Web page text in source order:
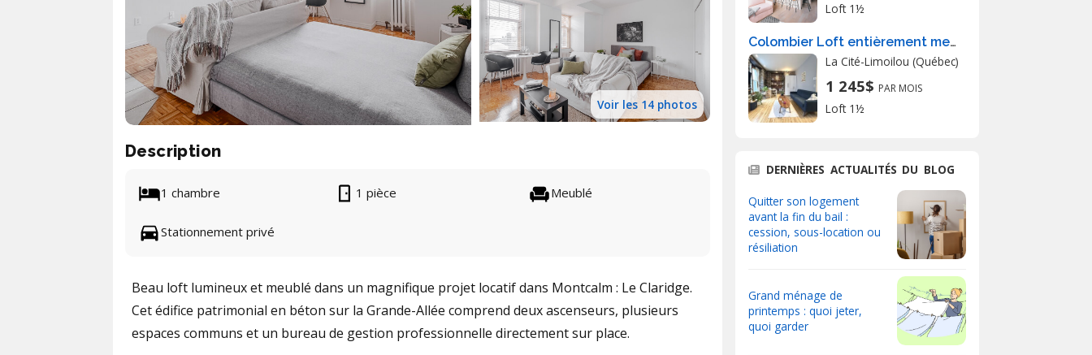
Voir les 14 photos
Description
1 chambre 1 pièce Meublé
Stationnement privé
Beau loft lumineux et meublé dans un magnifique projet locatif dans Montcalm : Le Claridge.
Cet édifice patrimonial en béton sur la Grande-Allée comprend deux ascenseurs, plusieurs
espaces communs et un bureau de gestion professionnelle directement sur place.
Loft 1½
Colombier Loft entièrement meublé à louer Vieux-Québec juillet 2026
La Cité-Limoilou (Québec)
1 245$ PAR MOIS
Loft 1½
DERNIÈRES ACTUALITÉS DU BLOG
Quitter son logement
avant la fin du bail :
cession, sous-location ou
résiliation
Grand ménage de
printemps : quoi jeter,
quoi garder